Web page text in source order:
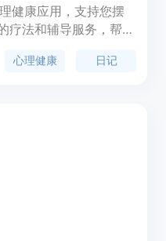
健康应用，支持您摆
疗法和辅导服务，帮助
人成长分析和积极心态
心理健康 日记